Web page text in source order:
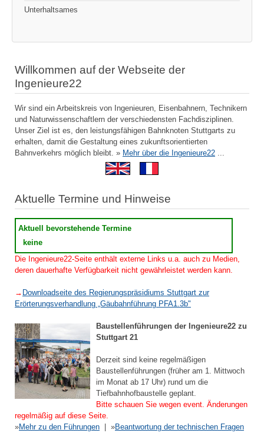
Unterhaltsames
Willkommen auf der Webseite der
Ingenieure22
Wir sind ein Arbeitskreis von Ingenieuren, Eisenbahnern, Technikern
und Naturwissenschaftlern der verschiedensten Fachdisziplinen.
Unser Ziel ist es, den leistungsfähigen Bahnknoten Stuttgarts zu
erhalten, damit die Gestaltung eines zukunftsorientierten
Bahnverkehrs möglich bleibt. » Mehr über die Ingenieure22
Aktuelle Termine und Hinweise
Aktuell bevorstehende Termine
keine
Die Ingenieure22-Seite enthält externe Links u.a. auch zu Medien,
deren dauerhafte Verfügbarkeit nicht gewährleistet werden kann.
→ Downloadseite des Regierungspräsidiums Stuttgart zur
Erörterungsverhandlung „Gäubahnführung PFA1.3b"
Baustellenführungen der Ingenieure22 zu
Stuttgart 21
Derzeit sind keine regelmäßigen
Baustellenführungen (früher am 1. Mittwoch
im Monat ab 17 Uhr) rund um die
Tiefbahnhofbaustelle geplant.
Bitte schauen Sie wegen event. Änderungen
regelmäßig auf diese Seite.
»Mehr zu den Führungen | »Beantwortung der technischen Fragen